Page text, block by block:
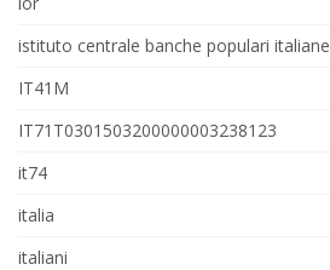
istituto centrale banche populari italiane
IT41M
IT71T0301503200000003238123
it74
italia
italiani